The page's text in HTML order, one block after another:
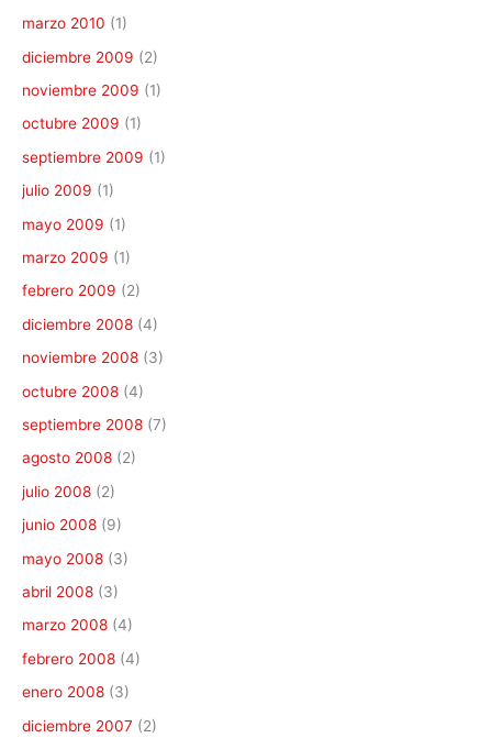
marzo 2010 (1)
diciembre 2009 (2)
noviembre 2009 (1)
octubre 2009 (1)
septiembre 2009 (1)
julio 2009 (1)
mayo 2009 (1)
marzo 2009 (1)
febrero 2009 (2)
diciembre 2008 (4)
noviembre 2008 (3)
octubre 2008 (4)
septiembre 2008 (7)
agosto 2008 (2)
julio 2008 (2)
junio 2008 (9)
mayo 2008 (3)
abril 2008 (3)
marzo 2008 (4)
febrero 2008 (4)
enero 2008 (3)
diciembre 2007 (2)